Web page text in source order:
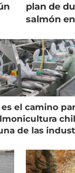
plan de
salmón
es el camino
de las